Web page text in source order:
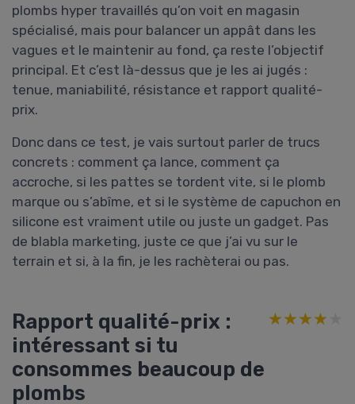
plombs hyper travaillés qu’on voit en magasin
spécialisé, mais pour balancer un appât dans les
vagues et le maintenir au fond, ça reste l’objectif
principal. Et c’est là-dessus que je les ai jugés :
tenue, maniabilité, résistance et rapport qualité-
prix.
Donc dans ce test, je vais surtout parler de trucs
concrets : comment ça lance, comment ça
accroche, si les pattes se tordent vite, si le plomb
marque ou s’abîme, et si le système de capuchon en
silicone est vraiment utile ou juste un gadget. Pas
de blabla marketing, juste ce que j’ai vu sur le
terrain et si, à la fin, je les rachèterai ou pas.
Rapport qualité-prix :
intéressant si tu
consommes beaucoup de
plombs
★★★★★
★★★★★